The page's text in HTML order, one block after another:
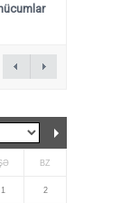
BZ
1 2